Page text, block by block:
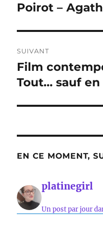
l’article
précédente :
Poirot –
SUIVANT
Publication
suivante :
Film
Tout… sauf
EN CE MOMENT,
platinegirl
Un post par jour